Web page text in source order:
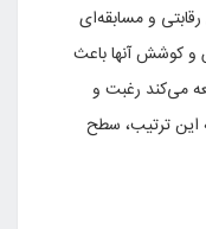
و مسابقه‌ای
و کوشش آنها باعث
می‌کند رغبت و
این ترتیب، سطح